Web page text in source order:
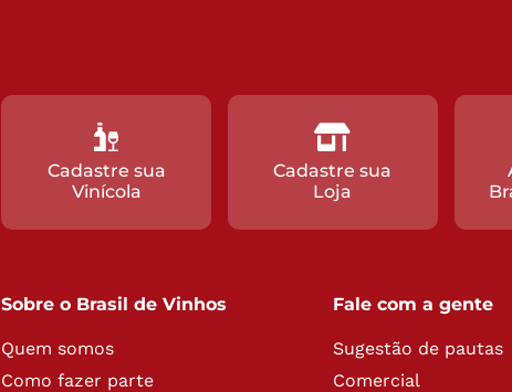
Cadastre sua
Vinícola
Cadastre sua
Loja
Sobre o Brasil de Vinhos
Quem somos
Como fazer parte
Fale com a gente
Sugestão de pautas
Comercial